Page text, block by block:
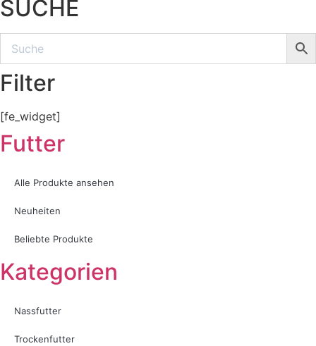
SUCHE
Filter
[fe_widget]
Futter
Alle Produkte ansehen
Neuheiten
Beliebte Produkte
Kategorien
Nassfutter
Trockenfutter